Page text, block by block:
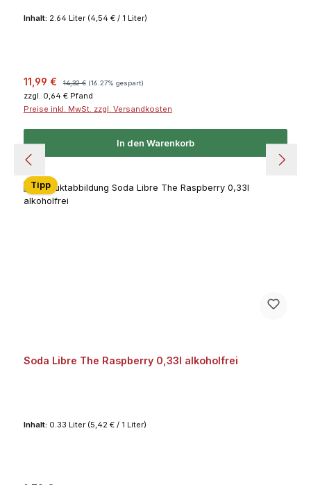
Inhalt: 2.64 Liter (4,54 € / 1 Liter)
Verkaufspreis:
11,99 € Regulärer Preis:
14,32 € (16.27% gespart)
zzgl. 0,64 € Pfand
Preise inkl. MwSt. zzgl. Versandkosten
In den Warenkorb
Tipp
Soda Libre The Raspberry 0,33l alkoholfrei
Inhalt: 0.33 Liter (5,42 € / 1 Liter)